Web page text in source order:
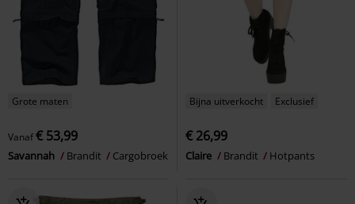
Grote maten
Vanaf€ 53,99
Savannah Brandit Cargobroek
Bijna uitverkocht Exclusief
€ 26,99
Claire Brandit Hotpants